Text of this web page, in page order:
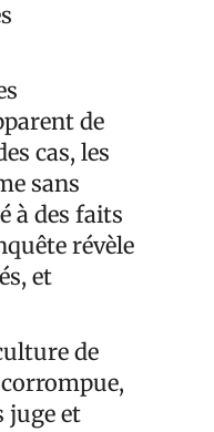
de
cas, les
sans
à des faits
révèle
et
de
juge et